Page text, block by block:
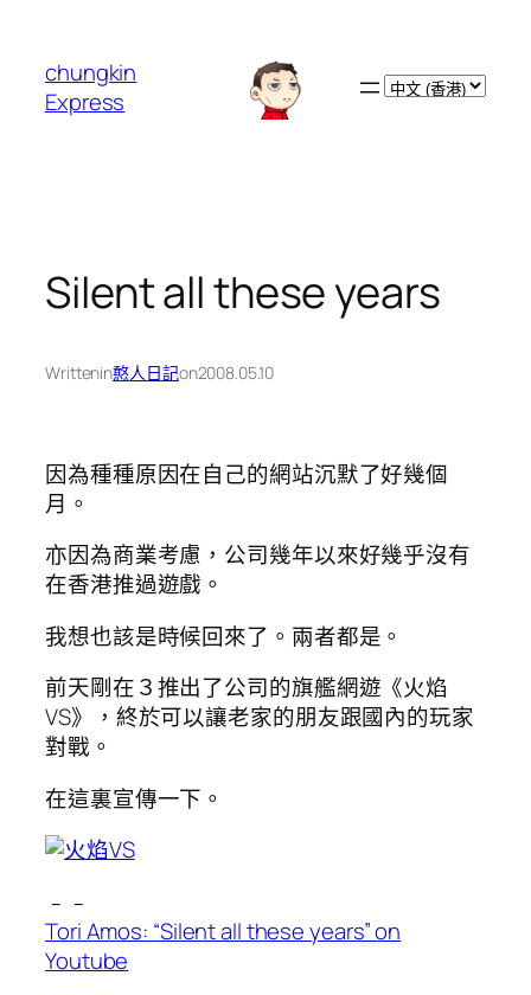
chungkin
Express
Choose
Silent all these years
Writtenin憨人日記on2008.05.10
因為種種原因在自己的網站沉默了好幾個
月。
亦因為商業考慮，公司幾年以來好幾乎沒有
在香港推過遊戲。
我想也該是時候回來了。兩者都是。
前天剛在３推出了公司的旗艦網遊《火焰
VS》，終於可以讓老家的朋友跟國內的玩家
對戰。
在這裏宣傳一下。
﹣﹣
Tori Amos: “Silent all these years” on
Youtube